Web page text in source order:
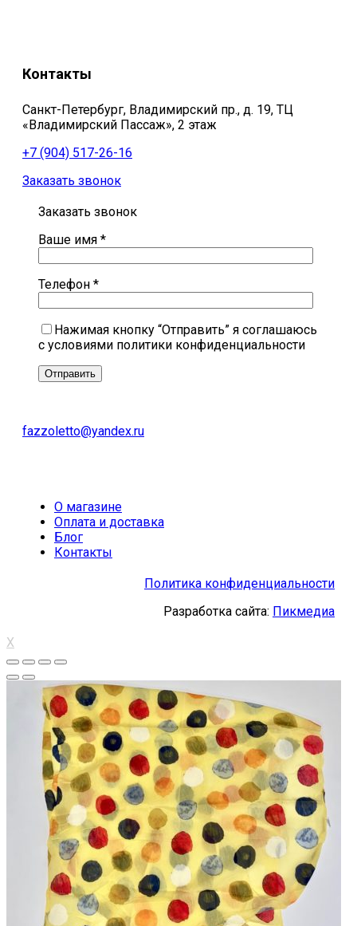
Контакты
Санкт-Петербург, Владимирский пр., д. 19, ТЦ
«Владимирский Пассаж», 2 этаж
+7 (904) 517-26-16
Заказать звонок
Заказать звонок
Ваше имя *
Телефон *
Нажимая кнопку “Отправить” я соглашаюсь
с условиями политики конфиденциальности
fazzoletto@yandex.ru
О магазине
Оплата и доставка
Блог
Контакты
Политика конфиденциальности
Разработка сайта: Пикмедиа
X